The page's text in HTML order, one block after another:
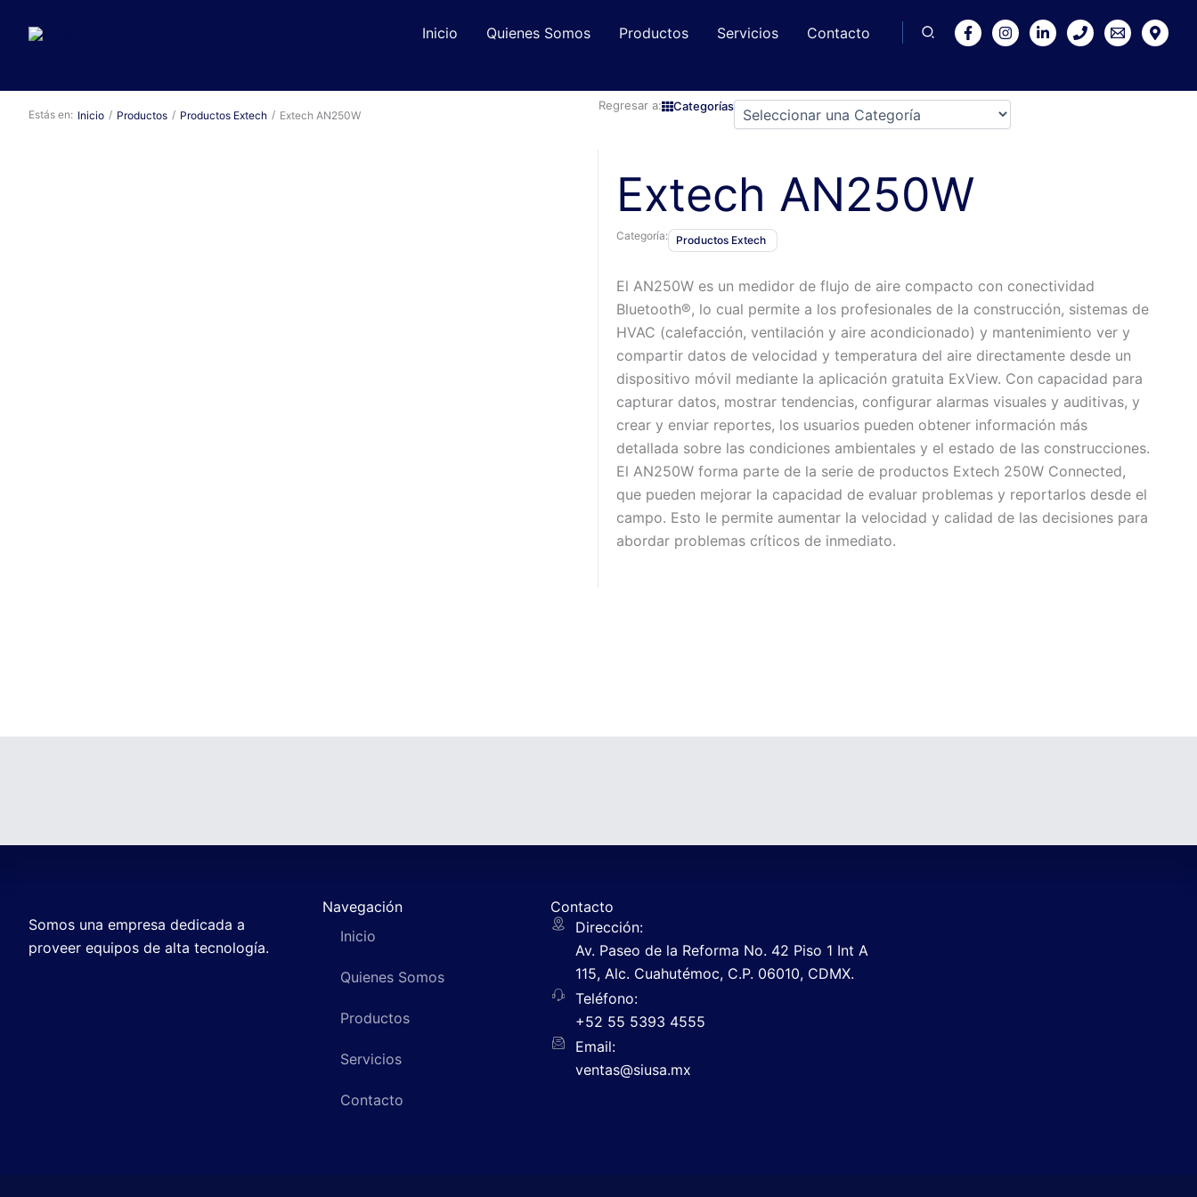
Inicio Quienes Somos Productos Servicios Contacto
Estás en: Inicio / Productos / Productos Extech / Extech AN250W
Regresar a: Categorías
Extech AN250W
Categoría: Productos Extech
El AN250W es un medidor de flujo de aire compacto con conectividad
Bluetooth®, lo cual permite a los profesionales de la construcción, sistemas de
HVAC (calefacción, ventilación y aire acondicionado) y mantenimiento ver y
compartir datos de velocidad y temperatura del aire directamente desde un
dispositivo móvil mediante la aplicación gratuita ExView. Con capacidad para
capturar datos, mostrar tendencias, configurar alarmas visuales y auditivas, y
crear y enviar reportes, los usuarios pueden obtener información más
detallada sobre las condiciones ambientales y el estado de las construcciones.
El AN250W forma parte de la serie de productos Extech 250W Connected,
que pueden mejorar la capacidad de evaluar problemas y reportarlos desde el
campo. Esto le permite aumentar la velocidad y calidad de las decisiones para
abordar problemas críticos de inmediato.
Somos una empresa dedicada a
proveer equipos de alta tecnología.
Navegación
Inicio
Quienes Somos
Productos
Servicios
Contacto
Contacto
Dirección:
Av. Paseo de la Reforma No. 42 Piso 1 Int A
115, Alc. Cuahutémoc, C.P. 06010, CDMX.
Teléfono:
+52 55 5393 4555
Email:
ventas@siusa.mx